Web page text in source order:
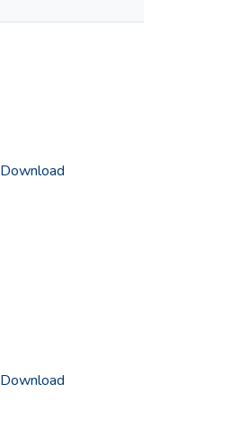
Download
Download